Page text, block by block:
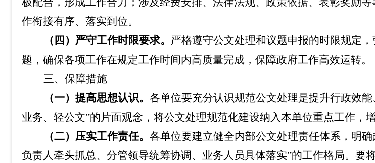
作衔接有序、落实到位。
（四）严守工作时限要求。 严格遵守公文处理和议题申报的时限规定
题，确保各项工作在规定工作时间内高质量完成，保障政府工作高效运转。
三、保障措施
（一）提高思想认识。 各单位要充分认识规范公文处理是提升行政效
业务、轻公文”的片面观念，将公文处理规范化建设纳入本单位重点工作，
（二）压实工作责任。 各单位要建立健全内部公文处理责任体系，明
负责人牵头抓总、分管领导统筹协调、业务人员具体落实”的工作格局。 要